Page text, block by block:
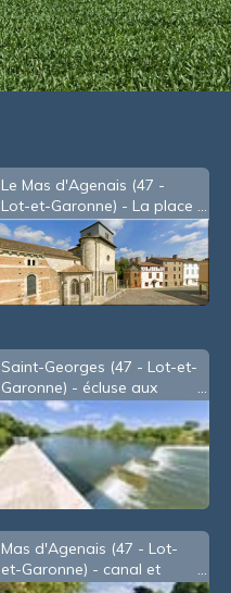
Le Mas d'Agenais (47 -
Lot-et-Garonne) - La place
du Marché
Saint-Georges (47 - Lot-et-
Garonne) - écluse aux
Ondes - 2011
Mas d'Agenais (47 - Lot-
et-Garonne) - canal et